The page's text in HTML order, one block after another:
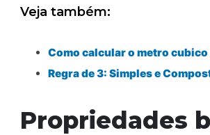
Veja também:
Como calcular o metro cubico
Regra de 3: Simples e
Propriedades